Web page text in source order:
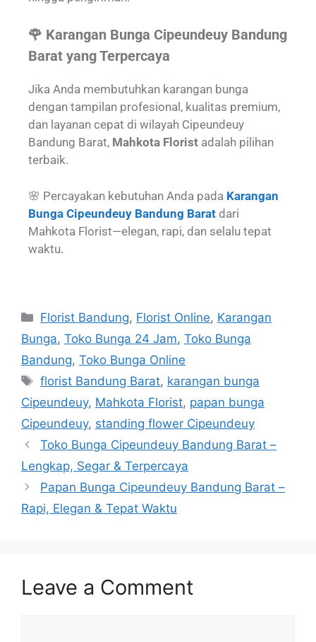
🌹 Karangan Bunga Cipeundeuy Bandung
Barat yang Terpercaya
Jika Anda membutuhkan karangan bunga
dengan tampilan profesional, kualitas premium,
dan layanan cepat di wilayah Cipeundeuy
Bandung Barat, Mahkota Florist adalah pilihan
terbaik.
🌸 Percayakan kebutuhan Anda pada Karangan
Bunga Cipeundeuy Bandung Barat dari
Mahkota Florist—elegan, rapi, dan selalu tepat
waktu.
Florist Bandung, Florist Online, Karangan
Bunga, Toko Bunga 24 Jam, Toko Bunga
Bandung, Toko Bunga Online
florist Bandung Barat, karangan bunga
Cipeundeuy, Mahkota Florist, papan bunga
Cipeundeuy, standing flower Cipeundeuy
Toko Bunga Cipeundeuy Bandung Barat –
Lengkap, Segar & Terpercaya
Papan Bunga Cipeundeuy Bandung Barat –
Rapi, Elegan & Tepat Waktu
Leave a Comment